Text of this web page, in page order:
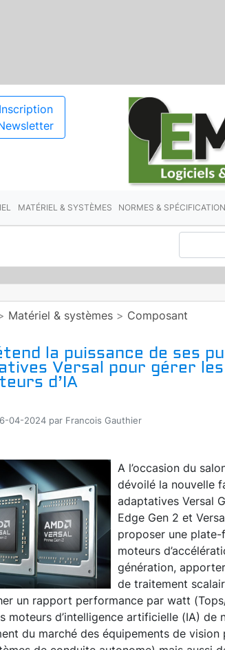
Inscription
MATÉRIEL & SYSTÈMES NORMES &
Matériel & systèmes > Composant
la puissance de ses
Versal pour gérer
d’IA
04-2024 par Francois Gauthier
A l’occasion du
dévoilé la nouvelle
adaptatives Versal
Edge Gen 2 et
proposer une
moteurs
génération,
de traitement
un rapport performance par watt
moteurs d’intelligence artificielle (IA) de
du marché des équipements de vision